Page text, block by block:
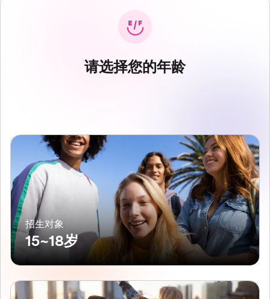
请选择您的年龄
招生对象
15~18岁